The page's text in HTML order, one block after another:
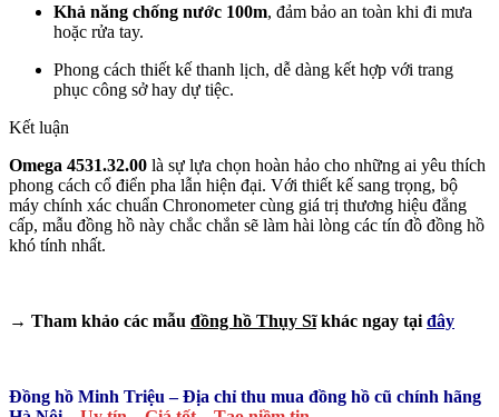
Khả năng chống nước 100m, đảm bảo an toàn khi đi mưa
hoặc rửa tay.
Phong cách thiết kế thanh lịch, dễ dàng kết hợp với trang
phục công sở hay dự tiệc.
Kết luận
Omega 4531.32.00 là sự lựa chọn hoàn hảo cho những ai yêu thích
phong cách cổ điển pha lẫn hiện đại. Với thiết kế sang trọng, bộ
máy chính xác chuẩn Chronometer cùng giá trị thương hiệu đẳng
cấp, mẫu đồng hồ này chắc chắn sẽ làm hài lòng các tín đồ đồng hồ
khó tính nhất.
→ Tham khảo các mẫu đồng hồ Thụy Sĩkhác ngay tại đây
Đồng hồ Minh Triệu – Địa chỉ thu mua đồng hồ cũ chính hãng